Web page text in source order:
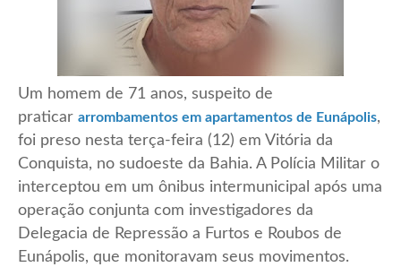
Um homem de 71 anos, suspeito de
praticar arrombamentos em apartamentos de Eunápolis,
foi preso nesta terça-feira (12) em Vitória da
Conquista, no sudoeste da Bahia. A Polícia Militar o
interceptou em um ônibus intermunicipal após uma
operação conjunta com investigadores da
Delegacia de Repressão a Furtos e Roubos de
Eunápolis, que monitoravam seus movimentos.